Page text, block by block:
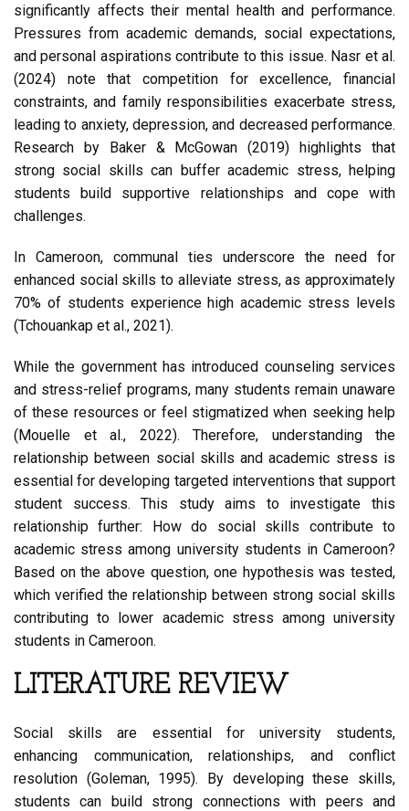
significantly affects their mental health and performance.
Pressures from academic demands, social expectations,
and personal aspirations contribute to this issue. Nasr et al.
(2024) note that competition for excellence, financial
constraints, and family responsibilities exacerbate stress,
leading to anxiety, depression, and decreased performance.
Research by Baker & McGowan (2019) highlights that
strong social skills can buffer academic stress, helping
students build supportive relationships and cope with
challenges.
In Cameroon, communal ties underscore the need for
enhanced social skills to alleviate stress, as approximately
70% of students experience high academic stress levels
(Tchouankap et al., 2021).
While the government has introduced counseling services
and stress-relief programs, many students remain unaware
of these resources or feel stigmatized when seeking help
(Mouelle et al., 2022). Therefore, understanding the
relationship between social skills and academic stress is
essential for developing targeted interventions that support
student success. This study aims to investigate this
relationship further: How do social skills contribute to
academic stress among university students in Cameroon?
Based on the above question, one hypothesis was tested,
which verified the relationship between strong social skills
contributing to lower academic stress among university
students in Cameroon.
LITERATURE REVIEW
Social skills are essential for university students,
enhancing communication, relationships, and conflict
resolution (Goleman, 1995). By developing these skills,
students can build strong connections with peers and